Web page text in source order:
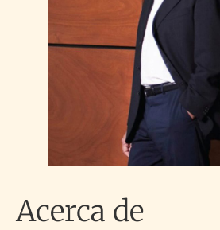
Acerca de